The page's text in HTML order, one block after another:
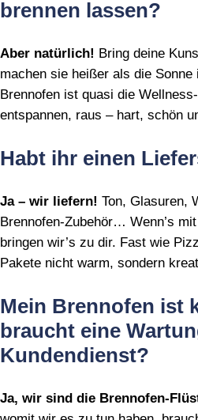
brennen lassen?
Aber natürlich! Bring deine
machen sie heißer als die
Brennofen ist quasi die
entspannen, raus – hart, schön
Habt ihr einen
Ja – wir liefern! Ton, Glasuren,
Brennofen‑Zubehör… Wenn’s
bringen wir’s zu dir. Fast wie
Pakete nicht warm, sondern
Mein Brennofen ist
braucht eine
Kundendienst?
Ja, wir sind die